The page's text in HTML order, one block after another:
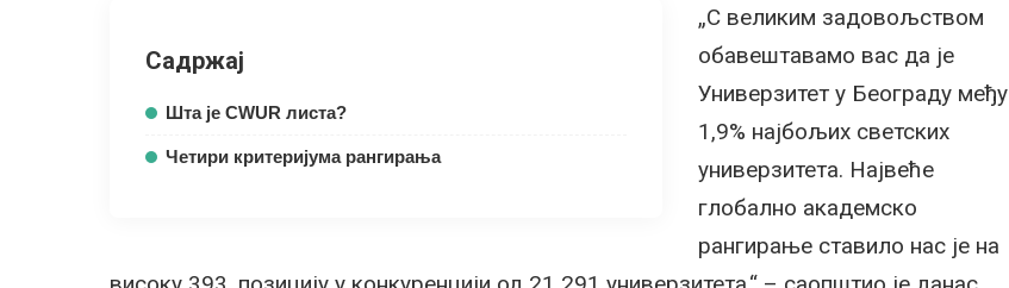
Садржај
Шта је CWUR листа?
Четири критеријума рангирања
„С великим задовољством
обавештавамо вас да је
Универзитет у Београду међу
1,9% најбољих светских
универзитета. Највеће
глобално академско
рангирање ставило нас је на